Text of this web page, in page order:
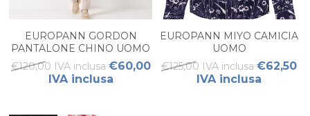
EUROPANN GORDON
PANTALONE CHINO UOMO
€120,00 IVA inclusa €60,00
IVA inclusa
EUROPANN MIYO CAMICIA
UOMO
€125,00 IVA inclusa €62,50
IVA inclusa